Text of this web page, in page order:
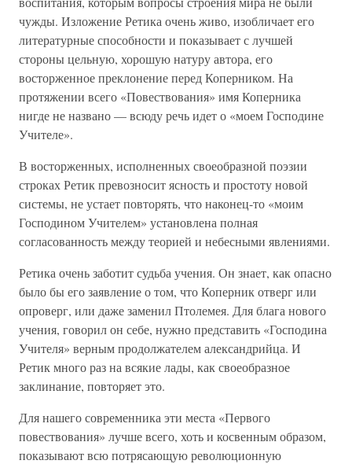
чужды. Изложение Ретика очень живо, изобличает его
литературные способности и показывает с лучшей
стороны цельную, хорошую натуру автора, его
восторженное преклонение перед Коперником. На
протяжении всего «Повествования» имя Коперника
нигде не названо — всюду речь идет о «моем Господине
Учителе».
В восторженных, исполненных своеобразной поэзии
строках Ретик превозносит ясность и простоту новой
системы, не устает повторять, что наконец-то «моим
Господином Учителем» установлена полная
согласованность между теорией и небесными явлениями.
Ретика очень заботит судьба учения. Он знает, как опасно
было бы его заявление о том, что Коперник отверг или
опроверг, или даже заменил Птолемея. Для блага нового
учения, говорил он себе, нужно представить «Господина
Учителя» верным продолжателем александрийца. И
Ретик много раз на всякие лады, как своеобразное
заклинание, повторяет это.
Для нашего современника эти места «Первого
повествования» лучше всего, хоть и косвенным образом,
показывают всю потрясающую революционную